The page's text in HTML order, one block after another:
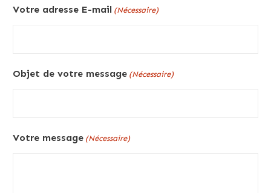
Votre adresse E-mail (Nécessaire)
Objet de votre message (Nécessaire)
Votre message (Nécessaire)